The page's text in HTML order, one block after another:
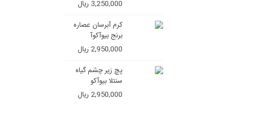
3,250,000 ریال
کرم آبرسان عصاره
برنج بیوآکوآ
2,950,000 ریال
پچ زیر چشم گیاه
سنتلا بیوآکو
2,950,000 ریال